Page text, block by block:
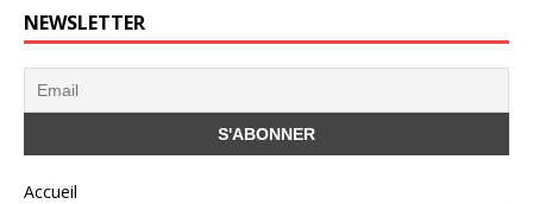
NEWSLETTER
Accueil